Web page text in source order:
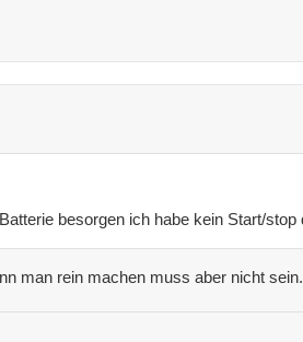
besorgen ich habe kein Start/stop
man rein machen muss aber nicht sein.